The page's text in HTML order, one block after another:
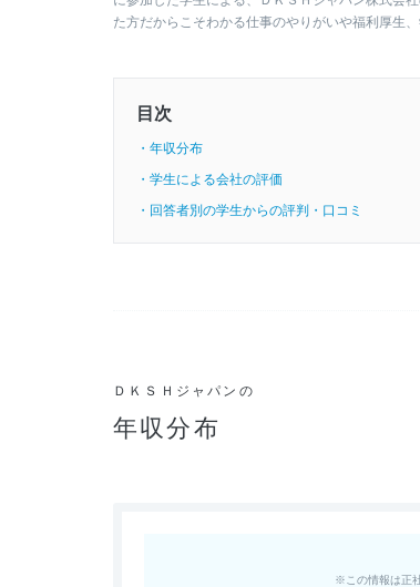
た方だからこそわかる仕事のやりがいや福利厚生
目次
・年収分布
・学生による会社の評価
・回答者別の学生からの評判・口コミ
ＤＫＳＨジャパンの
年収分布
※この情報は正